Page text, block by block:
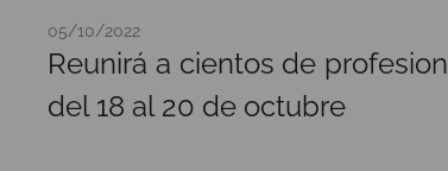
05/10/2022
Reunirá a cientos de
del 18 al 20 de octubre